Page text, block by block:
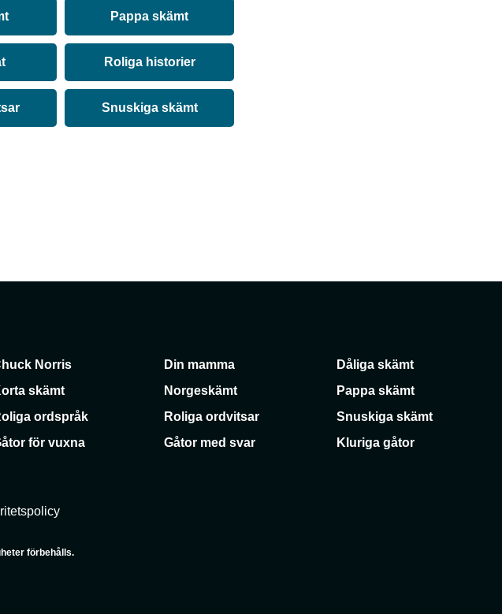
Pappa skämt
Roliga historier
Snuskiga skämt
Norris Din mamma
Dåliga skämt
skämt Norgeskämt
Pappa skämt
ordspråk Roliga ordvitsar
Snuskiga skämt
för vuxna Gåtor med svar
Kluriga gåtor
förbehålls.